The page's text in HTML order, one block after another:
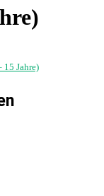
15 Jahre)